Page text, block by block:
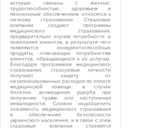
которые связаны с жизнью,
трудоспособностью, здоровьем и
пенсионным обеспечением относятся к
личному страхованию. Страховые
компании создают программы
медицинского страхования,
предварительно изучив потребности и
пожелания клиентов, в результате чего
появляются конкурентоспособные
продукты, отвечающие потребностям
клиентов, обращающихся к их услугам.
Благодаря программам медицинского
страхования, страхуемые личности
получают защиту от
незапланированных расходов по оплате
медицинской помощи, в случае
болезни, возмещения ущерба при
получении травм, или наступления
инвалидности. Сложно недооценить
значимость медицинского страхования
в обеспечении безопасности
украинского населения, и в связи с этим
страховые компании стремятся